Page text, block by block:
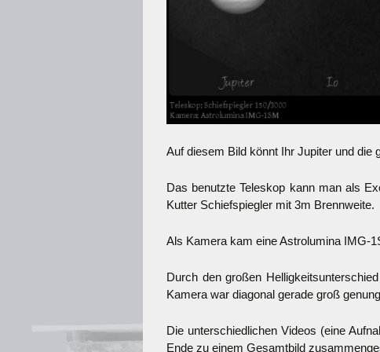
Auf diesem Bild könnt Ihr Jupiter und die
Das benutzte Teleskop kann man als
Kutter Schiefspiegler mit 3m Brennweite.
Als Kamera kam eine Astrolumina IMG-
Durch den großen
Kamera war diagonal gerade groß
Die unterschiedlichen Videos (eine
Ende zu einem Gesamtbild